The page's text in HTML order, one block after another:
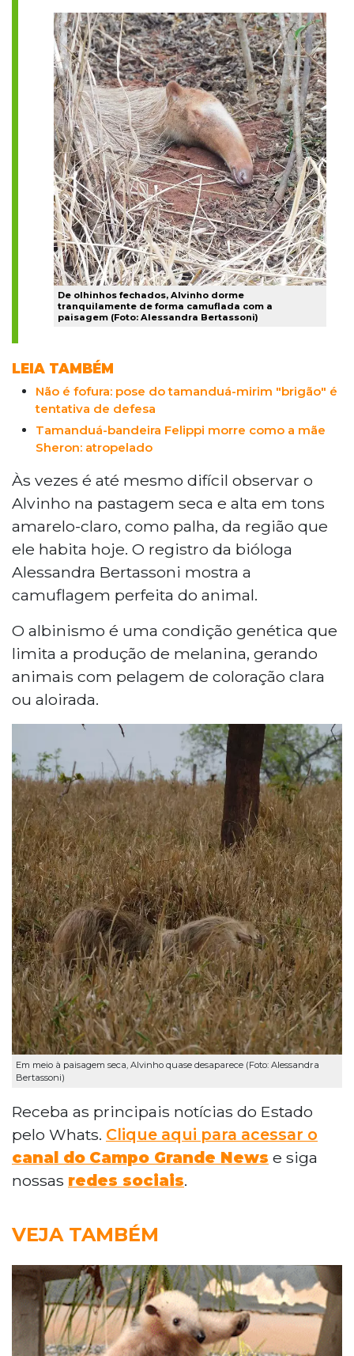
De olhinhos fechados, Alvinho dorme
tranquilamente de forma camuflada com a
paisagem (Foto: Alessandra Bertassoni)
LEIA TAMBÉM
Não é fofura: pose do tamanduá-mirim "brigão" é
tentativa de defesa
Tamanduá-bandeira Felippi morre como a mãe
Sheron: atropelado
Às vezes é até mesmo difícil observar o
Alvinho na pastagem seca e alta em tons
amarelo-claro, como palha, da região que
ele habita hoje. O registro da bióloga
Alessandra Bertassoni mostra a
camuflagem perfeita do animal.
O albinismo é uma condição genética que
limita a produção de melanina, gerando
animais com pelagem de coloração clara
ou aloirada.
Em meio à paisagem seca, Alvinho quase desaparece (Foto: Alessandra
Bertassoni)
Receba as principais notícias do Estado
pelo Whats. Clique aqui para acessar o
canal do Campo Grande News e siga
nossas redes sociais.
VEJA TAMBÉM